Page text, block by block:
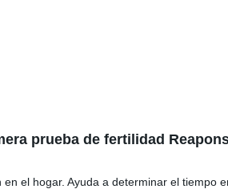
prueba de fertilidad
el hogar. Ayuda a determinar el tiempo